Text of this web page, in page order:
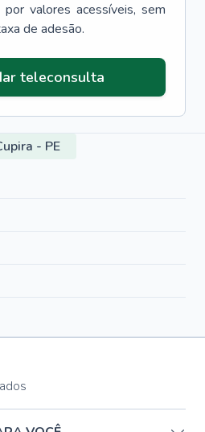
valores acessíveis, sem
de adesão.
teleconsulta
- PE